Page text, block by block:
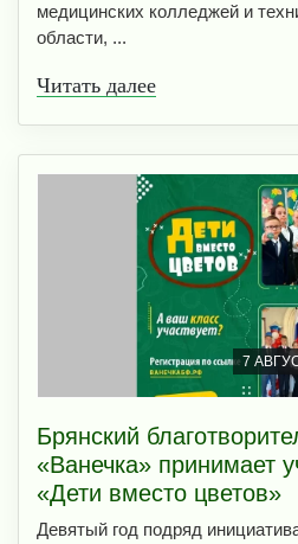
медицинских колледжей и
области, ...
Читать далее
7
Брянский
«Ванечка» принимает
«Дети вместо цветов»
Девятый год подряд